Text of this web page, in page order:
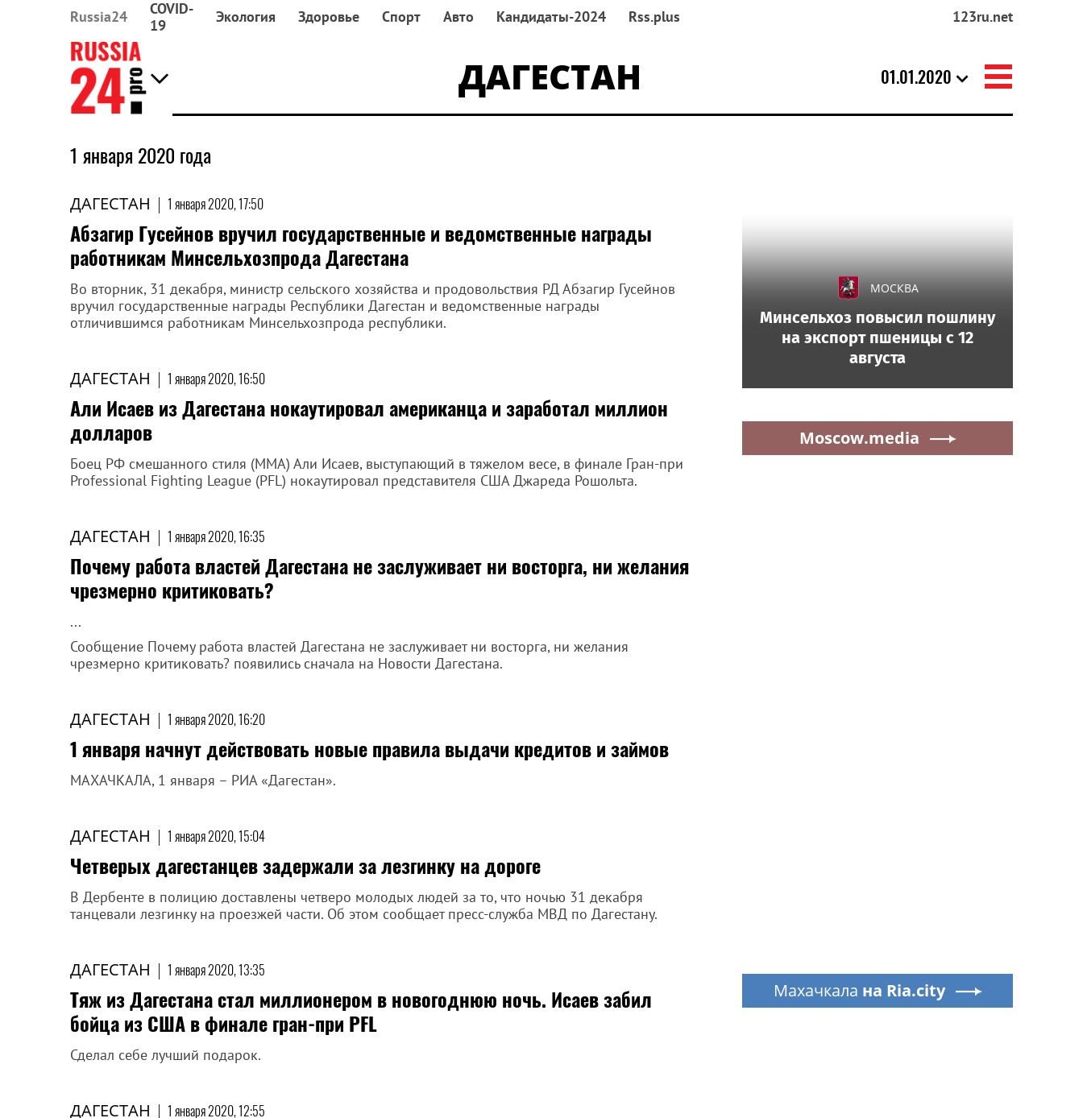
Russia24
COVID-
19
Экология Здоровье Спорт Авто Кандидаты-2024 Rss.plus 123ru.net
ДАГЕСТАН 01.01.2020
1 января 2020 года
ДАГЕСТАН | 1 января 2020, 17:50
Абзагир Гусейнов вручил государственные и ведомственные награды
работникам Минсельхозпрода Дагестана
Во вторник, 31 декабря, министр сельского хозяйства и продовольствия РД Абзагир Гусейнов
вручил государственные награды Республики Дагестан и ведомственные награды
отличившимся работникам Минсельхозпрода республики.
ДАГЕСТАН | 1 января 2020, 16:50
Али Исаев из Дагестана нокаутировал американца и заработал миллион
долларов
Боец РФ смешанного стиля (ММА) Али Исаев, выступающий в тяжелом весе, в финале Гран-при
Professional Fighting League (PFL) нокаутировал представителя США Джареда Рошольта.
ДАГЕСТАН | 1 января 2020, 16:35
Почему работа властей Дагестана не заслуживает ни восторга, ни желания
чрезмерно критиковать?
...
Сообщение Почему работа властей Дагестана не заслуживает ни восторга, ни желания
чрезмерно критиковать? появились сначала на Новости Дагестана.
ДАГЕСТАН | 1 января 2020, 16:20
1 января начнут действовать новые правила выдачи кредитов и займов
МАХАЧКАЛА, 1 января – РИА «Дагестан».
ДАГЕСТАН | 1 января 2020, 15:04
Четверых дагестанцев задержали за лезгинку на дороге
В Дербенте в полицию доставлены четверо молодых людей за то, что ночью 31 декабря
танцевали лезгинку на проезжей части. Об этом сообщает пресс-служба МВД по Дагестану.
ДАГЕСТАН | 1 января 2020, 13:35
Тяж из Дагестана стал миллионером в новогоднюю ночь. Исаев забил
бойца из США в финале гран-при PFL
Сделал себе лучший подарок.
ДАГЕСТАН | 1 января 2020, 12:55
МОСКВА
Минсельхоз повысил пошлину
на экспорт пшеницы с 12
августа
Moscow.media
Махачкала на Ria.city